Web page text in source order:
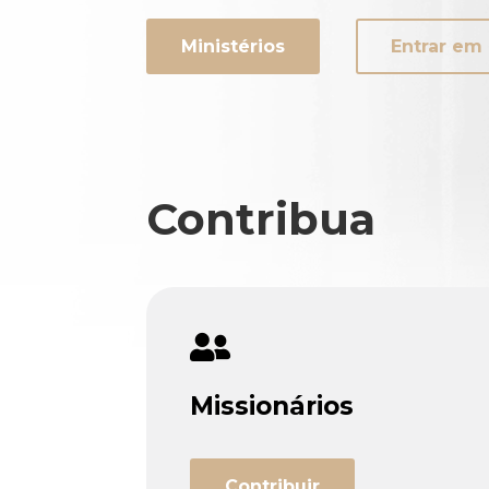
Ministérios Entrar
Contribua

Missionários